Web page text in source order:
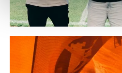
Weitere Details, insbesondere
Empfänger entnehmen Sie
Datenschutzerklärung
.